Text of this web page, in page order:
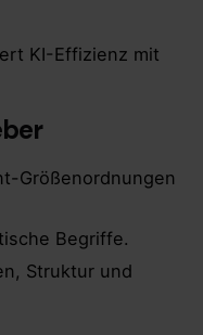
KI-Effizienz mit
Größenordnungen
Begriffe.
Struktur und